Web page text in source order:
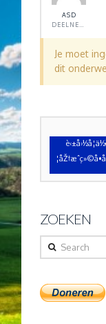
ASD
Je moet
dit
ZOEKEN
Search